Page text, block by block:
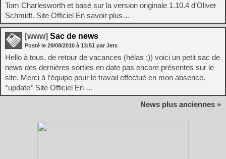
Tom Charlesworth et basé sur la version originale 1.10.4 d’Oliver
Schmidt. Site Officiel En savoir plus…
[www] Sac de news
Posté le 29/08/2010 à 13:51 par Jets
Hello à tous, de retour de vacances (hélas ;)) voici un petit sac de
news des dernières sorties en date pas encore présentes sur le
site. Merci à l’équipe pour le travail effectué en mon absence.
*update* Site Officiel En …
News plus anciennes »